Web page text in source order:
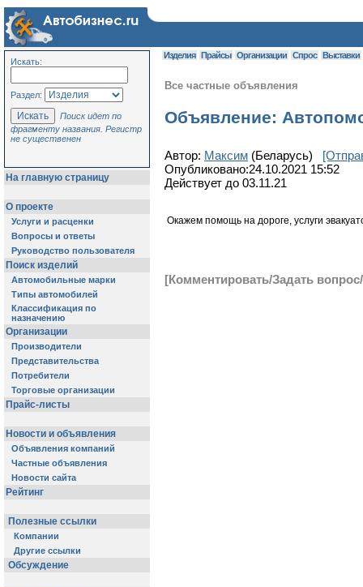
Искать:
Раздел:
Поиск идет по
фрагменту названия. Регистр
не существенен
На главную страницу
О проекте
Услуги и расценки
Вопросы и ответы
Руководство пользователя
Поиск изделий
Автомобильные марки
Типы автомобилей
Классификация по
назначению
Организации
Производители
Представительства
Потребители
Торговые организации
Прайс-листы
Новости и объявления
Объявления компаний
Частные объявления
Новости сайта
Рейтинг
Полезные ссылки
Компании
Другие ссылки
Обсуждение
Изделия Прайсы Организации Спрос Выставки
Все частные объявления
Объявление:
Автор: Максим (Беларусь)
Опубликовано:24.10.2021 15:52
Действует до 03.11.21
Окажем помощь на дороге, услуги
[Комментировать/Задать